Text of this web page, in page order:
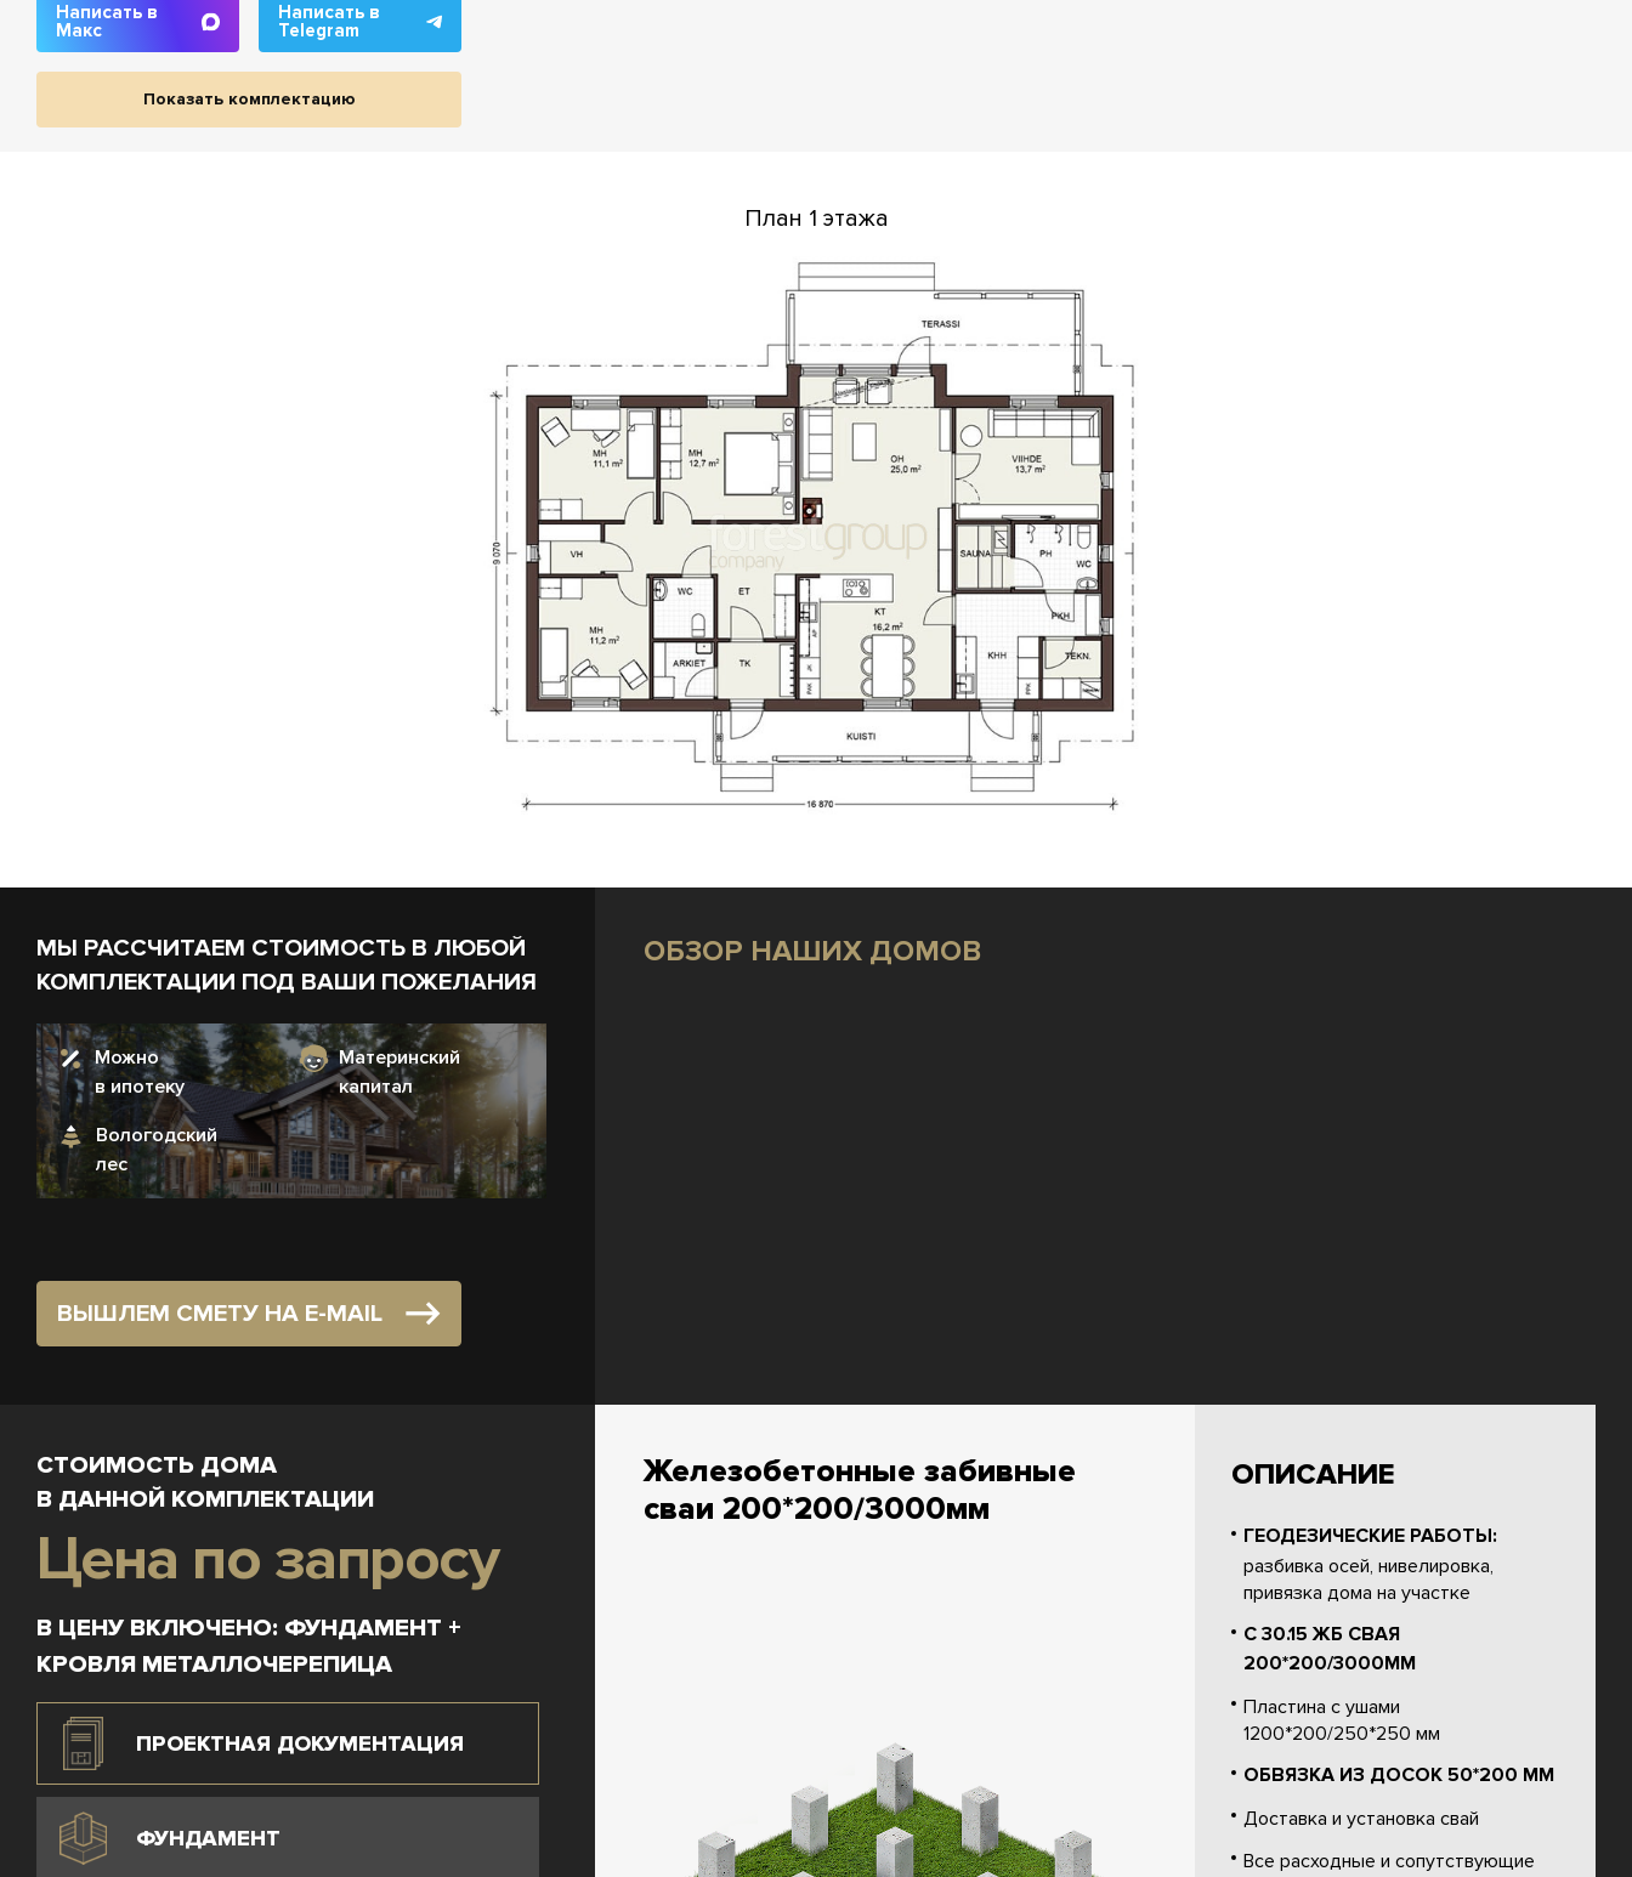
Написать в
Макс
Написать в
Telegram
Показать комплектацию
План 1 этажа
МЫ РАССЧИТАЕМ СТОИМОСТЬ В ЛЮБОЙ
КОМПЛЕКТАЦИИ ПОД ВАШИ ПОЖЕЛАНИЯ
Можно
в ипотеку
Материнский
капитал
Вологодский
лес
ВЫШЛЕМ СМЕТУ НА E-MAIL
ОБЗОР НАШИХ ДОМОВ
СТОИМОСТЬ ДОМА
В ДАННОЙ КОМПЛЕКТАЦИИ
Цена по запросу
В ЦЕНУ ВКЛЮЧЕНО: ФУНДАМЕНТ +
КРОВЛЯ МЕТАЛЛОЧЕРЕПИЦА
ПРОЕКТНАЯ ДОКУМЕНТАЦИЯ
ФУНДАМЕНТ
Железобетонные забивные
сваи 200*200/3000мм
ОПИСАНИЕ
ГЕОДЕЗИЧЕСКИЕ РАБОТЫ:
разбивка осей, нивелировка,
привязка дома на участке
С 30.15 ЖБ СВАЯ
200*200/3000ММ
Пластина с ушами
1200*200/250*250 мм
ОБВЯЗКА ИЗ ДОСОК 50*200 ММ
Доставка и установка свай
Все расходные и сопутствующие